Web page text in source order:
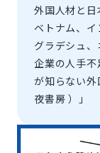
外国人材と
ベトナム、
グラデシュ
企業の人手
が知らない
夜書房 ）」